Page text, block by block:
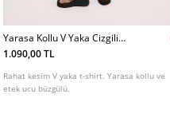
Yarasa Kollu V Yaka Cizgili
Tshirt
1.090,00 TL
Rahat kesim V yaka t-shirt. Yarasa kollu ve
etek ucu büzgülü.